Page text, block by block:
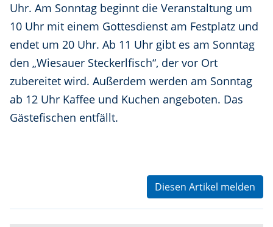
Uhr. Am Sonntag beginnt die Veranstaltung um
10 Uhr mit einem Gottesdienst am Festplatz und
endet um 20 Uhr. Ab 11 Uhr gibt es am Sonntag
den „Wiesauer Steckerlfisch“, der vor Ort
zubereitet wird. Außerdem werden am Sonntag
ab 12 Uhr Kaffee und Kuchen angeboten. Das
Gästefischen entfällt.
Diesen Artikel melden